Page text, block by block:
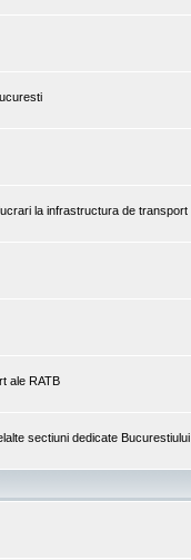
la infrastructura de transport
ale RATB
sectiuni dedicate Bucurestiului